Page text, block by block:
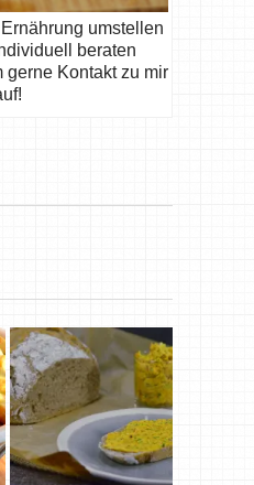
umstellen
beraten
gerne Kontakt zu mir